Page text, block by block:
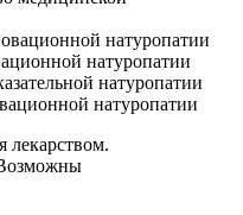
натуропатии
натуропатии
лекарством.